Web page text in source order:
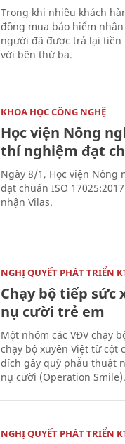
Trong khi nhiều khách
đồng mua bảo hiểm
người đã được trả lại tiền
với bên thứ ba.
KHOA HỌC CÔNG NGHỆ
Học viện Nông
thí nghiệm đạt
Ngày 8/1, Học viện
đạt chuẩn ISO
nhận Vilas.
NGHỊ QUYẾT PHÁT TRIỂN
Chạy bộ tiếp sức
nụ cười trẻ em
Một nhóm các VĐV chạy
chạy bộ xuyên Việt từ cột
đích gây quỹ phẫu thuật
nụ cười (Operation Smile).
NGHỊ QUYẾT PHÁT TRIỂN